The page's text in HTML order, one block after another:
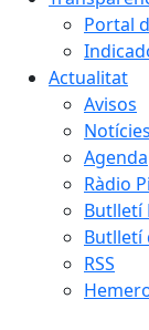
Portal
Actualitat
Avisos
Notícies
Agenda
Ràdio
Butlletí
Butlletí
RSS